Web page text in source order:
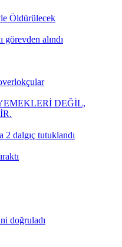
Öldürülecek
görevden alındı
DEĞİL,
2 dalgıç tutuklandı
doğruladı